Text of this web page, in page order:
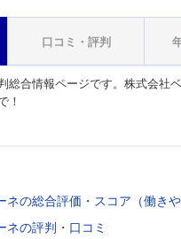
口コミ・評判
総合情報ページです。株式会社
！
ネの総合評価・スコア（働き
ネの評判・口コミ